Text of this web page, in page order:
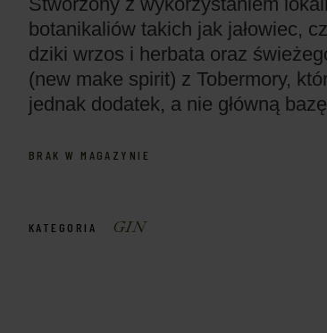
botanikaliów takich jak jałowiec,
dziki wrzos i herbata oraz
(new make spirit) z Tobermory,
jednak dodatek, a nie główną
BRAK W MAGAZYNIE
KATEGORIA GIN